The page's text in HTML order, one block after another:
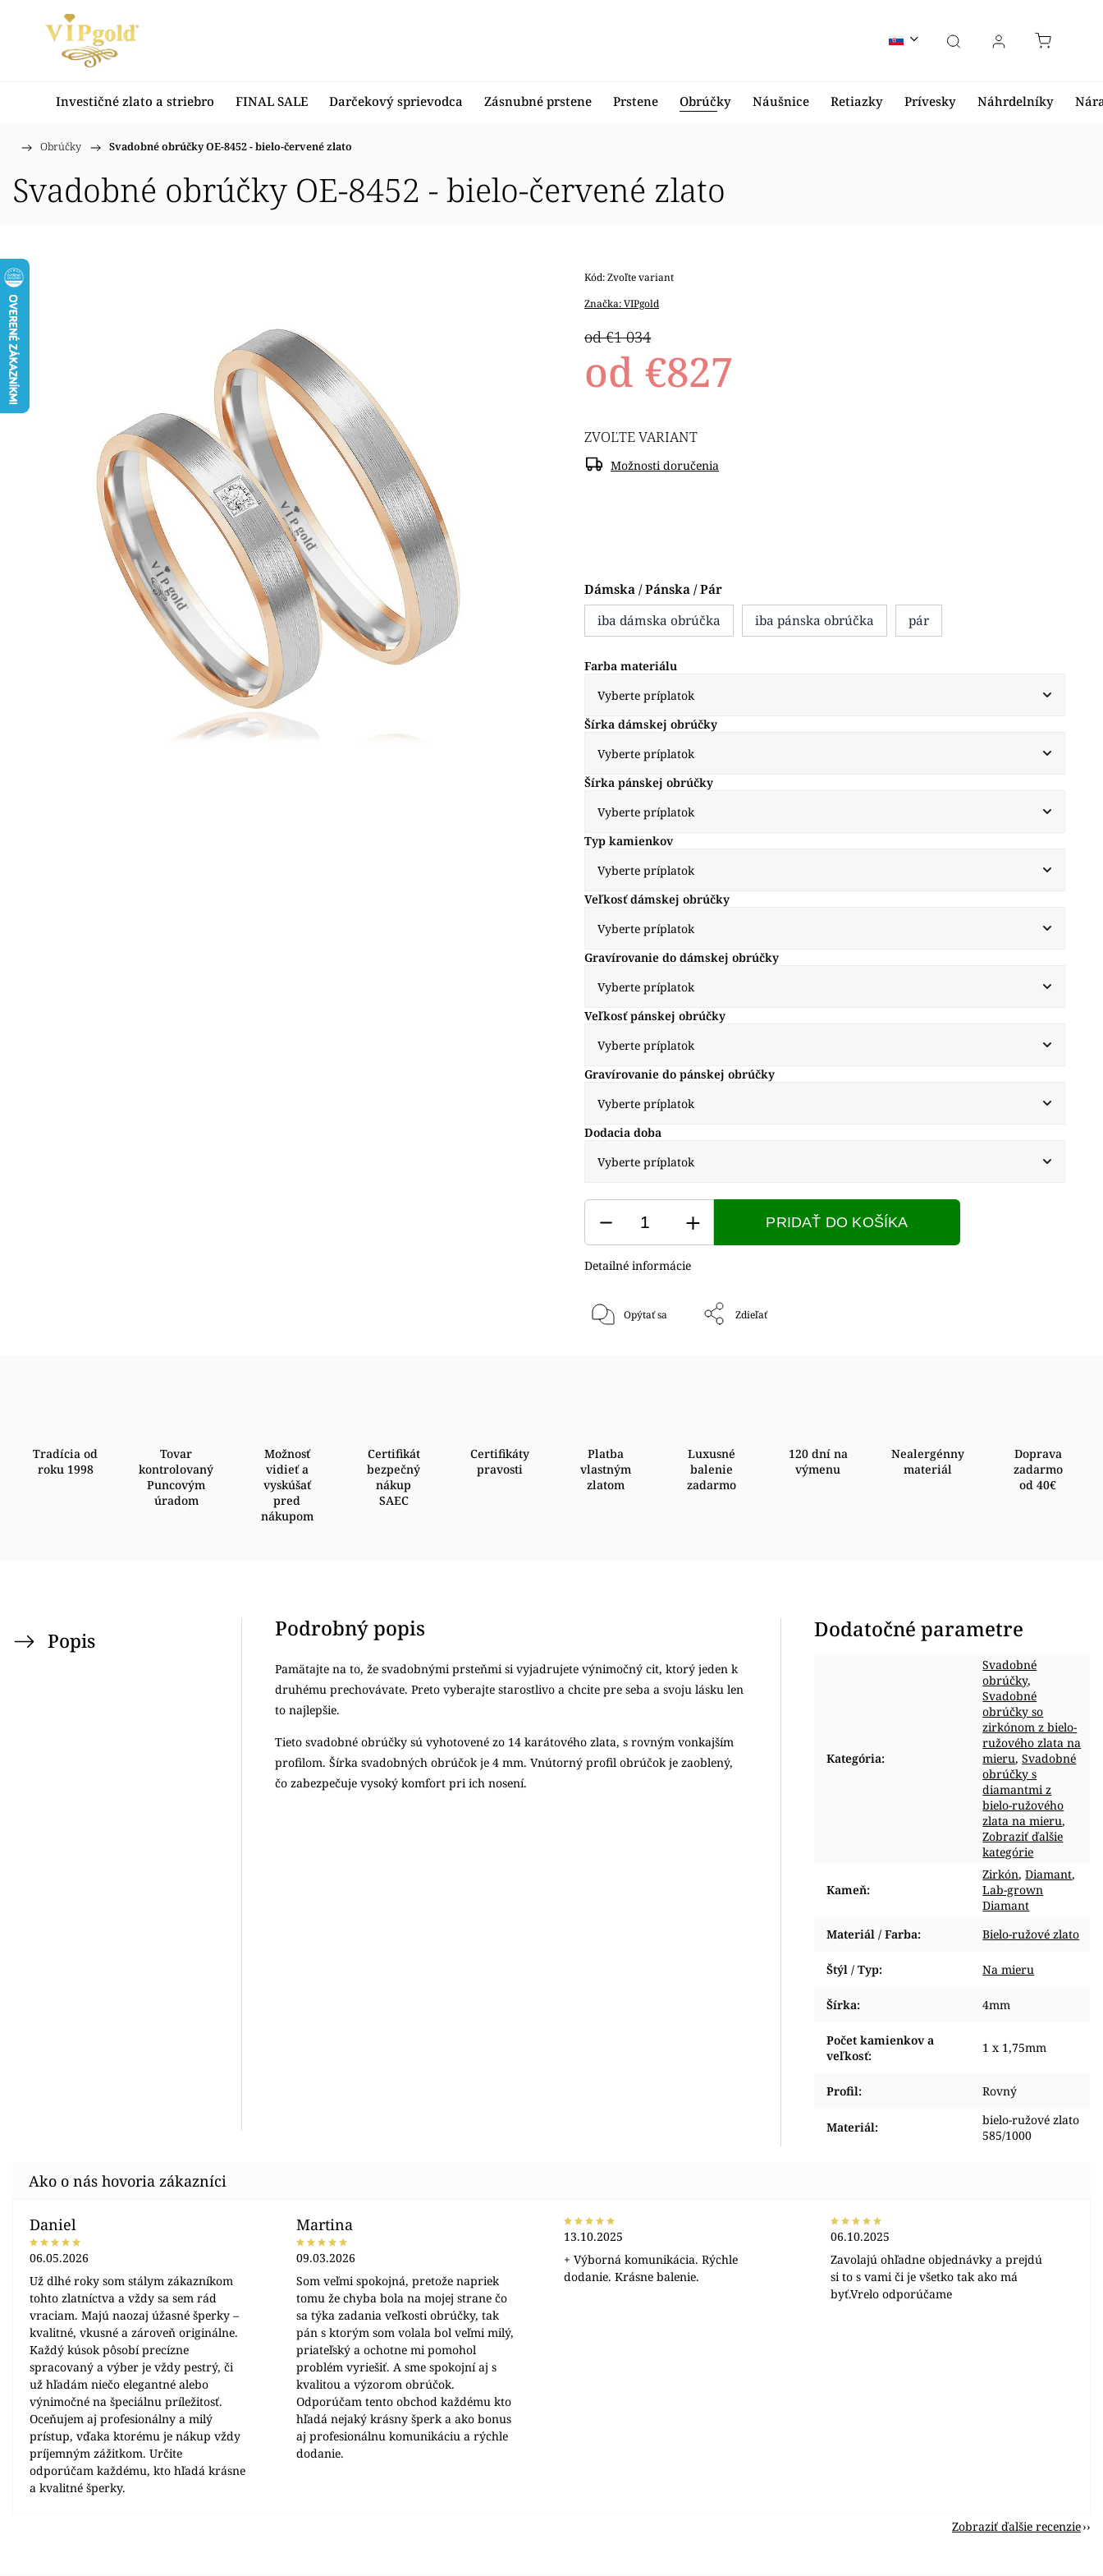
Investičné zlato a striebro FINAL SALE Darčekový sprievodca Zásnubné prstene Prstene Obrúčky Náušnice Retiazky Prívesky Náhrdelníky
Domov
/ Obrúčky / Svadobné obrúčky OE-8452 - bielo-červené zlato
Svadobné obrúčky OE-8452 - bielo-červené zlato
Značka:VIPgold
od €1 034
od €827
Kód:Zvoľte variant
Dámska / Pánska / Pár
iba dámska obrúčka
iba pánska obrúčka pár
Farba materiálu
Šírka dámskej obrúčky
Šírka pánskej obrúčky
Typ kamienkov
Veľkosť dámskej obrúčky
Gravírovanie do dámskej obrúčky
Veľkosť pánskej obrúčky
Gravírovanie do pánskej obrúčky
Dodacia doba
ZVOĽTE VARIANT
Možnosti doručenia
PRIDAŤ DO KOŠÍKA
Detailné informácie
Opýtať sa Zdieľať
Tradícia od
roku 1998
Tovar
kontrolovaný
Puncovým
úradom
Možnosť
vidieť a
vyskúšať
pred
nákupom
Certifikát
bezpečný
nákup
SAEC
Certifikáty
pravosti
Platba
vlastným
zlatom
Luxusné
balenie
zadarmo
120 dní na
výmenu
Nealergénny
materiál
Doprava
zadarmo
od 40€
Popis Podrobný popis
Pamätajte na to, že svadobnými prsteňmi si vyjadrujete výnimočný cit, ktorý jeden k
druhému prechovávate. Preto vyberajte starostlivo a chcite pre seba a svoju lásku len
to najlepšie.
Tieto svadobné obrúčky sú vyhotovené zo 14 karátového zlata, s rovným vonkajším
profilom. Šírka svadobných obrúčok je 4 mm. Vnútorný profil obrúčok je zaoblený,
čo zabezpečuje vysoký komfort pri ich nosení.
Dodatočné parametre
Kategória:
Svadobné
obrúčky,
Svadobné
obrúčky so
zirkónom z bielo-
ružového zlata na
mieru,Svadobné
obrúčky s
diamantmi z
bielo-ružového
zlata na mieru,
Zobraziť ďalšie
kategórie
Kameň:
Zirkón,Diamant,
Lab-grown
Diamant
Materiál / Farba: Bielo-ružové zlato
Štýl / Typ: Na mieru
Šírka: 4mm
Počet kamienkov a
veľkosť:
1 x 1,75mm
Profil: Rovný
Materiál:
bielo-ružové zlato
585/1000
Daniel
06.05.2026
Už dlhé roky som stálym zákazníkom
tohto zlatníctva a vždy sa sem rád
vraciam. Majú naozaj úžasné šperky –
kvalitné, vkusné a zároveň originálne.
Každý kúsok pôsobí precízne
spracovaný a výber je vždy pestrý, či
už hľadám niečo elegantné alebo
výnimočné na špeciálnu príležitosť.
Oceňujem aj profesionálny a milý
prístup, vďaka ktorému je nákup vždy
príjemným zážitkom. Určite
odporúčam každému, kto hľadá krásne
a kvalitné šperky.
Martina
09.03.2026
Som veľmi spokojná, pretože napriek
tomu že chyba bola na mojej strane čo
sa týka zadania veľkosti obrúčky, tak
pán s ktorým som volala bol veľmi milý,
priateľský a ochotne mi pomohol
problém vyriešiť. A sme spokojní aj s
kvalitou a výzorom obrúčok.
Odporúčam tento obchod každému kto
hľadá nejaký krásny šperk a ako bonus
aj profesionálnu komunikáciu a rýchle
dodanie.
13.10.2025
+ Výborná komunikácia. Rýchle
dodanie. Krásne balenie.
06.10.2025
Zavolajú ohľadne objednávky a prejdú
si to s vami či je všetko tak ako má
byť.Vrelo odporúčame
Zobraziť ďalšie recenzie